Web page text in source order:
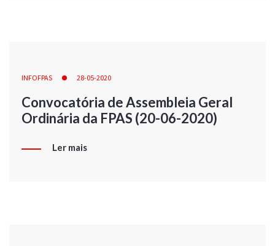
INFOFPAS 28-05-2020
Convocatória de Assembleia Geral
Ordinária da FPAS (20-06-2020)
Ler mais